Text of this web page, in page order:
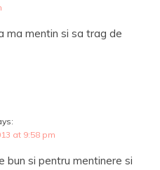
ma mentin si sa trag de
at 9:58 pm
bun si pentru mentinere si